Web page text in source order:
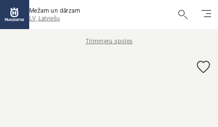
Mežam un dārzam
LV, Latviešu
Trimmeru spoles